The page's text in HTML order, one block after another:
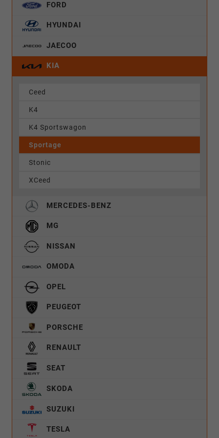
FORD
HYUNDAI
JAECOO
KIA
Ceed
K4
K4 Sportswagon
Sportage
Stonic
XCeed
MERCEDES-BENZ
MG
NISSAN
OMODA
OPEL
PEUGEOT
PORSCHE
RENAULT
SEAT
SKODA
SUZUKI
TESLA